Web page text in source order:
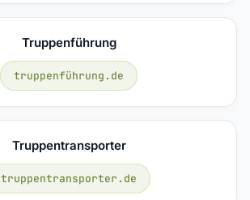
Truppenführung
truppenführung.de
Truppentransporter
truppentransporter.de